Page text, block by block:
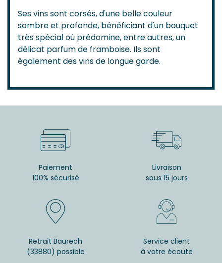
Ses vins sont corsés, d'une belle couleur
sombre et profonde, bénéficiant d'un bouquet
très spécial où prédomine, entre autres, un
délicat parfum de framboise. Ils sont
également des vins de longue garde.
Paiement
100% sécurisé
Livraison
sous 15 jours
Retrait Baurech
(33880) possible
Service client
à votre écoute